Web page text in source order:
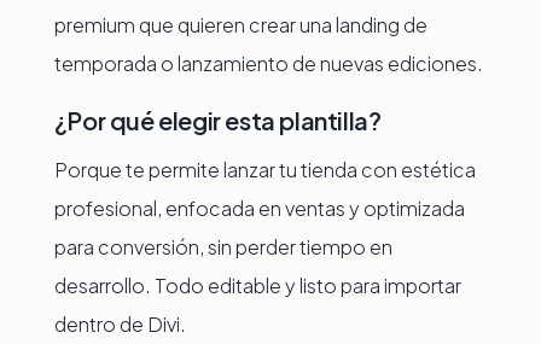
premium que quieren crear una landing de
temporada o lanzamiento de nuevas ediciones.
¿Por qué elegir esta plantilla?
Porque te permite lanzar tu tienda con estética
profesional, enfocada en ventas y optimizada
para conversión, sin perder tiempo en
desarrollo. Todo editable y listo para importar
dentro de Divi.